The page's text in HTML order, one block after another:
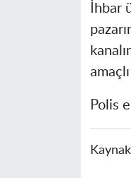
İhbar
Polis